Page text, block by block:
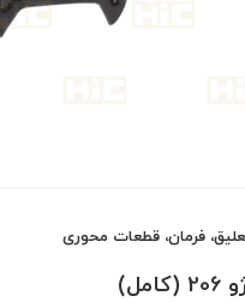
فرمان، قطعات محوری